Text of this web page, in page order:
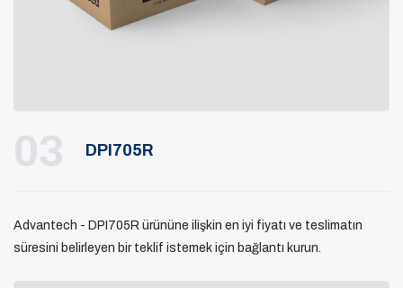
03 DPI705R
Advantech - DPI705R ürününe ilişkin en iyi fiyatı ve teslimatın
süresini belirleyen bir teklif istemek için bağlantı kurun.